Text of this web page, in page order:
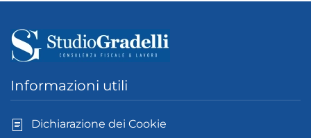
Informazioni utili
Dichiarazione dei Cookie